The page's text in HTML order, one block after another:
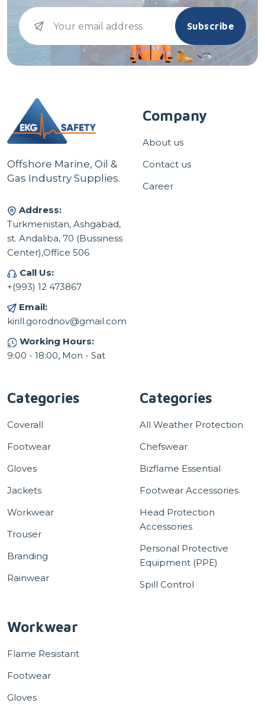
Subscribe
Offshore Marine, Oil &
Gas Industry Supplies.
Address:
Turkmenistan, Ashgabad,
st. Andaliba, 70 (Bussiness
Center),Office 506
Call Us:
+(993) 12 473867
Email:
kirill.gorodnov@gmail.com
Working Hours:
9:00 - 18:00, Mon - Sat
Company
About us
Contact us
Career
Categories
Coverall
Footwear
Gloves
Jackets
Workwear
Trouser
Branding
Rainwear
Categories
All Weather Protection
Chefswear
Bizflame Essential
Footwear Accessories
Head Protection
Accessories
Personal Protective
Equipment (PPE)
Spill Control
Workwear
Flame Resistant
Footwear
Gloves